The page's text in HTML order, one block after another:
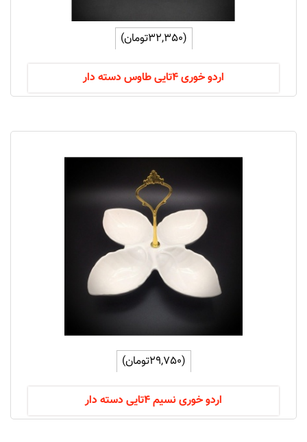
(32,350تومان)
اردو خوری 4تایی طاوس دسته دار
(29,750تومان)
اردو خوری نسیم 4تایی دسته دار